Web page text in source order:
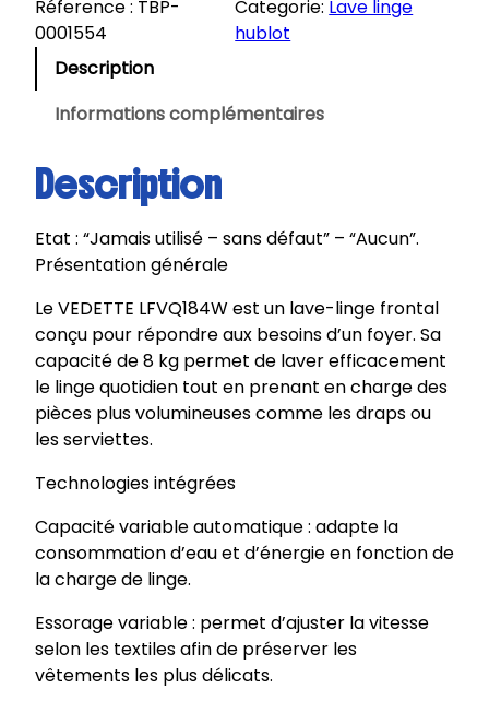
Réference : TBP-
0001554
Categorie: Lave linge
hublot
Description
Informations complémentaires
Description
Etat : “Jamais utilisé – sans défaut” – “Aucun”.
Présentation générale
Le VEDETTE LFVQ184W est un lave-linge frontal
conçu pour répondre aux besoins d’un foyer. Sa
capacité de 8 kg permet de laver efficacement
le linge quotidien tout en prenant en charge des
pièces plus volumineuses comme les draps ou
les serviettes.
Technologies intégrées
Capacité variable automatique : adapte la
consommation d’eau et d’énergie en fonction de
la charge de linge.
Essorage variable : permet d’ajuster la vitesse
selon les textiles afin de préserver les
vêtements les plus délicats.